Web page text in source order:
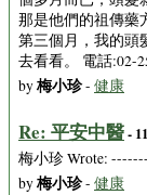
那是他們的祖傳藥
第三個月，我的頭
去看看。 電話:02-
by梅小珍- 健康
Re: 平安中醫-
梅小珍 Wrote:
by梅小珍- 健康